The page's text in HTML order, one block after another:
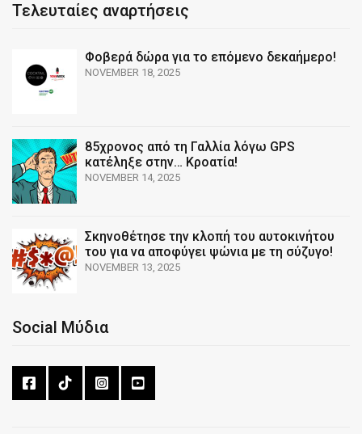
Τελευταίες αναρτήσεις
Φοβερά δώρα για το επόμενο δεκαήμερο!
NOVEMBER 18, 2025
85χρονος από τη Γαλλία λόγω GPS
κατέληξε στην… Κροατία!
NOVEMBER 14, 2025
Σκηνοθέτησε την κλοπή του αυτοκινήτου
του για να αποφύγει ψώνια με τη σύζυγο!
NOVEMBER 13, 2025
Social Μύδια